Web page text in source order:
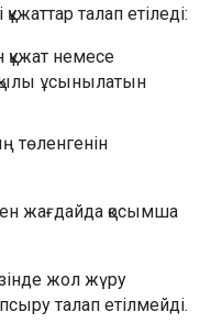
талап етіледі:
немесе
ұсынылатын
төленгенін
жағдайда қосымша
жол жүру
талап етілмейді.